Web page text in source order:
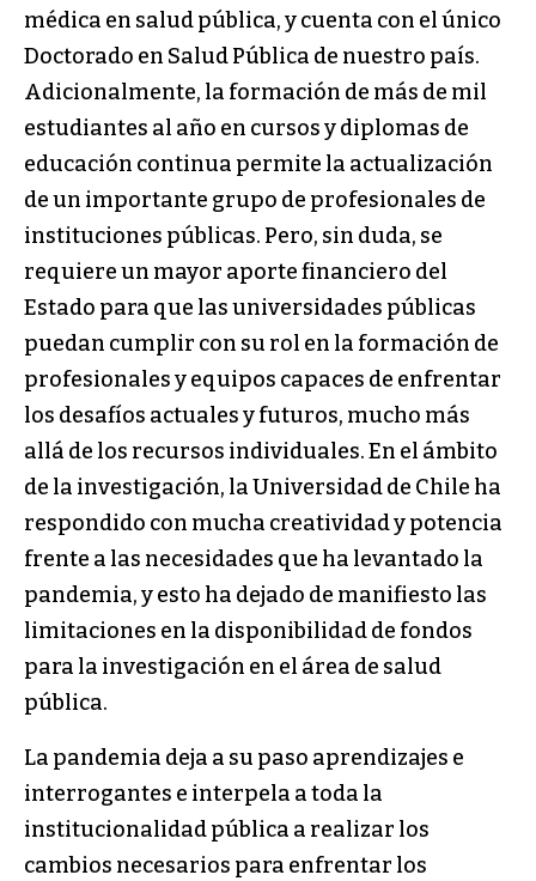
médica en salud pública, y cuenta con el único
Doctorado en Salud Pública de nuestro país.
Adicionalmente, la formación de más de mil
estudiantes al año en cursos y diplomas de
educación continua permite la actualización
de un importante grupo de profesionales de
instituciones públicas. Pero, sin duda, se
requiere un mayor aporte financiero del
Estado para que las universidades públicas
puedan cumplir con su rol en la formación de
profesionales y equipos capaces de enfrentar
los desafíos actuales y futuros, mucho más
allá de los recursos individuales. En el ámbito
de la investigación, la Universidad de Chile ha
respondido con mucha creatividad y potencia
frente a las necesidades que ha levantado la
pandemia, y esto ha dejado de manifiesto las
limitaciones en la disponibilidad de fondos
para la investigación en el área de salud
pública.
La pandemia deja a su paso aprendizajes e
interrogantes e interpela a toda la
institucionalidad pública a realizar los
cambios necesarios para enfrentar los